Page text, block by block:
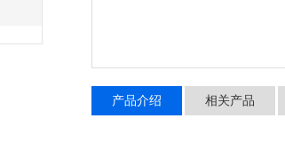
产品介绍 相关产品